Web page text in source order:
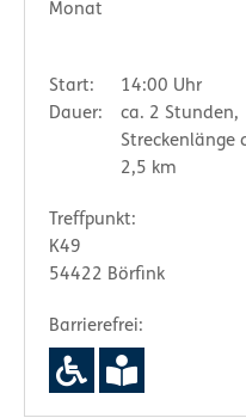
Monat
Start:
14:00 Uhr
Dauer:
ca. 2 Stunden,
Streckenlänge
2,5 km
Treffpunkt:
K49
54422 Börfink
Barrierefrei: